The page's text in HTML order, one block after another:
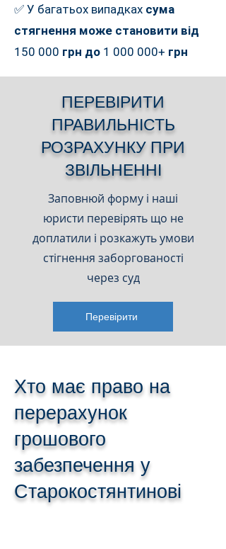
✅ У багатьох випадках сума
стягнення може становити від
150 000 грн до 1 000 000+ грн
ПЕРЕВІРИТИ
ПРАВИЛЬНІСТЬ
РОЗРАХУНКУ ПРИ
ЗВІЛЬНЕННІ
Заповнюй форму і наші
юристи перевірять що не
доплатили і розкажуть умови
стігнення заборгованості
через суд
Перевірити
Хто має право на
перерахунок
грошового
забезпечення у
Старокостянтинові